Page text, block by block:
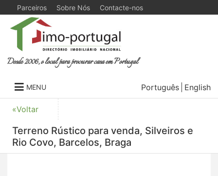
Parceiros Sobre Nós Contacte-nos
Desde 2006, o local para procurar casa em Portugal
MENU Português English
«Voltar
Terreno Rústico para venda, Silveiros e
Rio Covo, Barcelos, Braga